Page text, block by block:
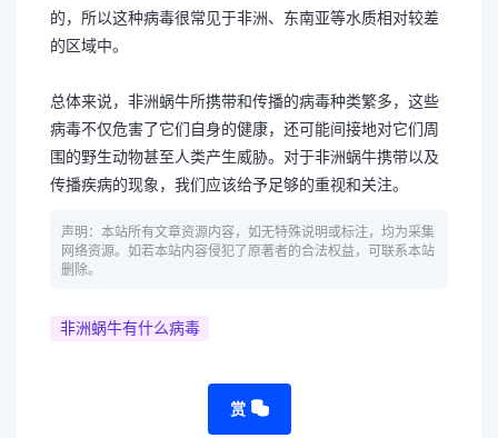
的，所以这种病毒很常见于非洲、东南亚等水质相对较差
的区域中。
总体来说，非洲蜗牛所携带和传播的病毒种类繁多，这些
病毒不仅危害了它们自身的健康，还可能间接地对它们周
围的野生动物甚至人类产生威胁。对于非洲蜗牛携带以及
传播疾病的现象，我们应该给予足够的重视和关注。
声明：本站所有文章资源内容，如无特殊说明或标注，均为采集
网络资源。如若本站内容侵犯了原著者的合法权益，可联系本站
删除。
非洲蜗牛有什么病毒
赏